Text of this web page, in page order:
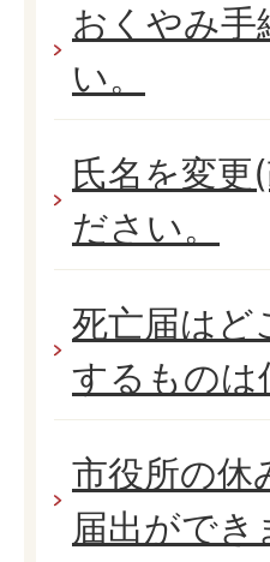
おくやみ手
い。
氏名を変更
ださい。
死亡届はど
するものは
市役所の休
届出ができ